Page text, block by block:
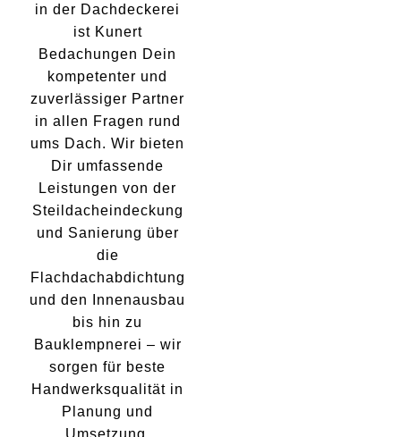
in der Dachdeckerei
ist Kunert
Bedachungen Dein
kompetenter und
zuverlässiger Partner
in allen Fragen rund
ums Dach. Wir bieten
Dir umfassende
Leistungen von der
Steildacheindeckung
und Sanierung über
die
Flachdachabdichtung
und den Innenausbau
bis hin zu
Bauklempnerei – wir
sorgen für beste
Handwerksqualität in
Planung und